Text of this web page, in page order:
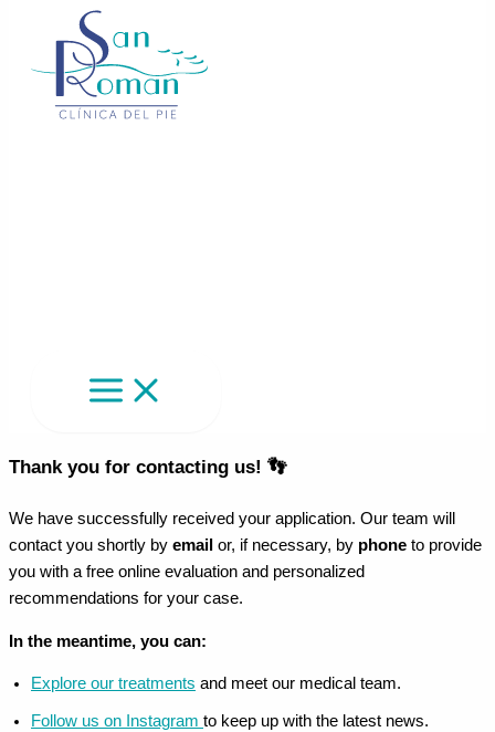
Thank you for contacting us! 👣
We have successfully received your application. Our team will
contact you shortly by email or, if necessary, by phone to provide
you with a free online evaluation and personalized
recommendations for your case.
In the meantime, you can:
Explore our treatments and meet our medical team.
Follow us on Instagram to keep up with the latest news.